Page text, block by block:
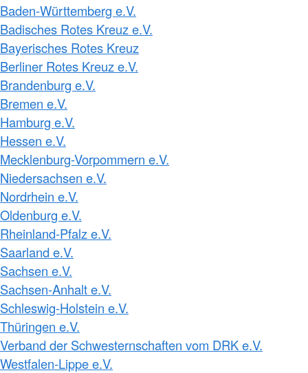
Baden-Württemberg e.V.
Badisches Rotes Kreuz e.V.
Bayerisches Rotes Kreuz
Berliner Rotes Kreuz e.V.
Brandenburg e.V.
Bremen e.V.
Hamburg e.V.
Hessen e.V.
Mecklenburg-Vorpommern e.V.
Niedersachsen e.V.
Nordrhein e.V.
Oldenburg e.V.
Rheinland-Pfalz e.V.
Saarland e.V.
Sachsen e.V.
Sachsen-Anhalt e.V.
Schleswig-Holstein e.V.
Thüringen e.V.
Verband der Schwesternschaften vom DRK e.V.
Westfalen-Lippe e.V.